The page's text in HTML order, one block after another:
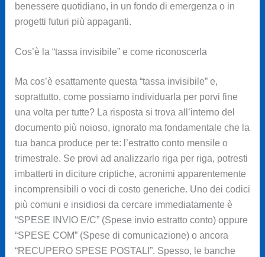
benessere quotidiano, in un fondo di emergenza o in
progetti futuri più appaganti.
Cos’è la “tassa invisibile” e come riconoscerla
Ma cos’è esattamente questa “tassa invisibile” e,
soprattutto, come possiamo individuarla per porvi fine
una volta per tutte? La risposta si trova all’interno del
documento più noioso, ignorato ma fondamentale che la
tua banca produce per te: l’estratto conto mensile o
trimestrale. Se provi ad analizzarlo riga per riga, potresti
imbatterti in diciture criptiche, acronimi apparentemente
incomprensibili o voci di costo generiche. Uno dei codici
più comuni e insidiosi da cercare immediatamente è
“SPESE INVIO E/C” (Spese invio estratto conto) oppure
“SPESE COM” (Spese di comunicazione) o ancora
“RECUPERO SPESE POSTALI”. Spesso, le banche